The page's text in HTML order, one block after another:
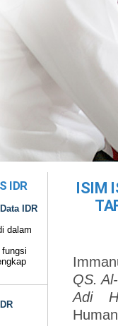
IDR
IDR
dalam
ISIM
QS.
Adi